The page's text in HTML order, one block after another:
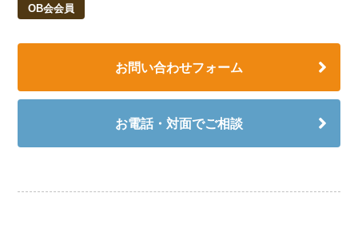
OB会会員
お問い合わせフォーム
お電話・対面でご相談